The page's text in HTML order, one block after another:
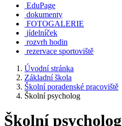
EduPage
dokumenty
FOTOGALERIE
jídelníček
rozvrh hodin
rezervace sportoviště
Úvodní stránka
Základní škola
Školní poradenské pracoviště
Školní psycholog
Školní psycholog